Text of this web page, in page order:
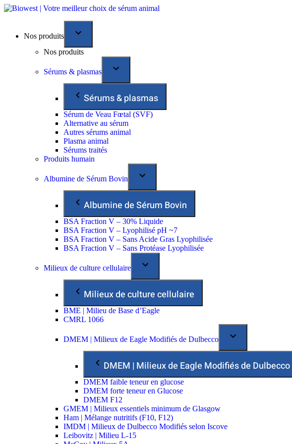
Nos produits
Nos produits
Sérums & plasmas
Sérums & plasmas
Sérum de Veau Fœtal (SVF)
Alternative au sérum
Autres sérums animal
Plasma animal
Sérums traités
Produits humain
Albumine de Sérum Bovin
Albumine de Sérum Bovin
BSA Fraction V – 30% Liquide
BSA Fraction V – Lyophilisé pH ~7
BSA Fraction V – Sans Acide Gras Lyophilisée
BSA Fraction V – Sans Protéase Lyophilisée
Milieux de culture cellulaire
Milieux de culture cellulaire
BME | Milieu de Base d’Eagle
CMRL 1066
DMEM | Milieux de Eagle Modifiés de Dulbecco
DMEM | Milieux de Eagle Modifiés de Dulbecco
DMEM faible teneur en glucose
DMEM forte teneur en Glucose
DMEM F12
GMEM | Milieux essentiels minimum de Glasgow
Ham | Mélange nutritifs (F10, F12)
IMDM | Milieux de Dulbecco Modifiés selon Iscove
Leibovitz | Milieu L-15